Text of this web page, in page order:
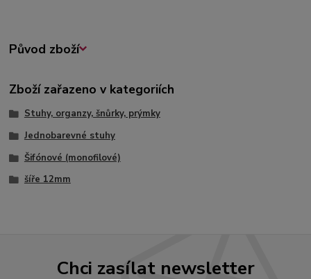
Původ zboží
Zboží zařazeno v kategoriích
Stuhy, organzy, šnůrky, prýmky
Jednobarevné stuhy
Šifónové (monofilové)
šíře 12mm
Chci zasílat newsletter